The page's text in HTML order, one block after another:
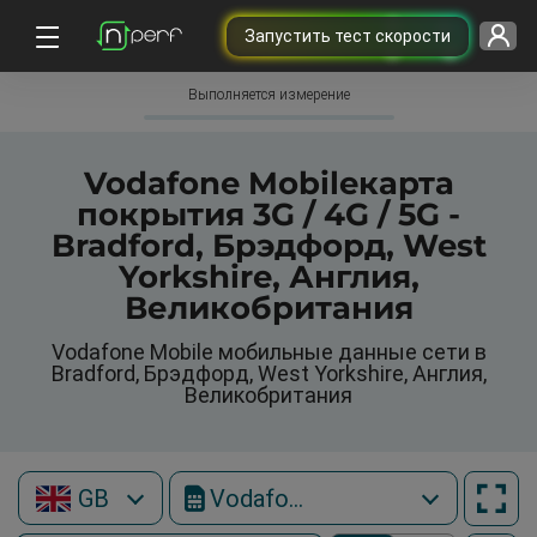
Запустить тест скорости
Выполняется измерение
Vodafone Mobileкарта
покрытия 3G / 4G / 5G -
Bradford, Брэдфорд, West
Yorkshire, Англия,
Великобритания
Vodafone Mobile мобильные данные сети в
Bradford, Брэдфорд, West Yorkshire, Англия,
Великобритания
GB Vodafone Mobile